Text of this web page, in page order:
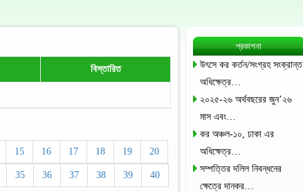
বিস্তারিত
15 16 17 18 19 20
35 36 37 38 39 40
প্রকাশনা
উৎসে কর কর্তন/সংগ্রহ সংক্রান্ত
অধিক্ষেত্র…
২০২৫-২৬ অর্থবছরের জুন’২৬
মাস এবং…
কর অঞ্চল-১০, ঢাকা এর
অধিক্ষেত্র…
সম্পত্তির দলিল নিবন্ধনের
ক্ষেত্রে দানকর…